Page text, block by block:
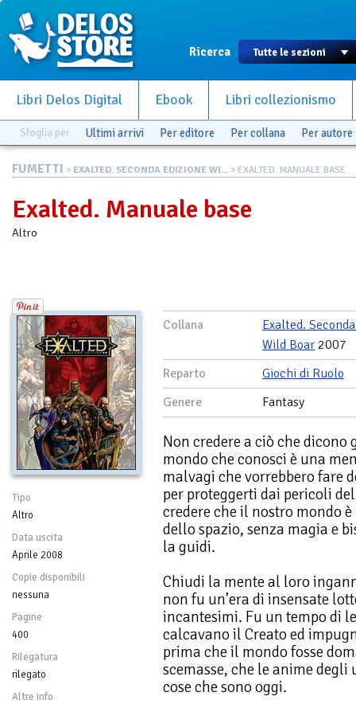
Ricerca
Libri Delos Digital Ebook Libri collezionismo
Sfoglia per Ultimi arrivi Per editore Per collana Per autore
FUMETTI > EXALTED. SECONDA EDIZIONE WI... > EXALTED. MANUALE BASE
Exalted. Manuale base
Altro
Tipo
Altro
Data uscita
Aprile 2008
Copie disponibili
nessuna
Pagine
400
Rilegatura
rilegato
Altre info
Collana
Exalted.
Wild Boar 2007
Reparto
Giochi di Ruolo
Genere
Fantasy
Non credere a ciò che
mondo che conosci è una
malvagi che vorrebbero fare
per proteggerti dai pericoli
credere che il nostro mondo
dello spazio, senza magia e
la guidi.
Chiudi la mente al loro
non fu un’era di insensate
incantesimi. Fu un tempo di
calcavano il Creato ed
prima che il mondo fosse
scemasse, che le anime
cose che sono oggi.